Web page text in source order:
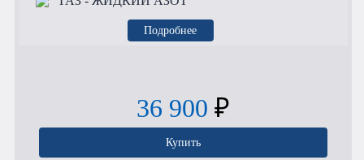
Подробнее
36 900 ₽
Купить